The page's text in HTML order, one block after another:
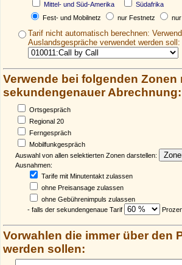
Mittel- und Süd-Amerika
Südafrika
Fest- und Mobilnetz
nur Festnetz
Tarif nicht automatisch berechnen:
Auslandsgespräche verwendet werden soll:
Verwende bei folgenden Zonen
sekundengenauer Abrechnung:
Ortsgespräch
Regional 20
Ferngespräch
Mobilfunkgespräch
Auswahl von allen selektierten Zonen darstellen:
Ausnahmen:
Tarife mit Minutentakt zulassen
ohne Preisansage zulassen
ohne Gebührenimpuls zulassen
- falls der sekundengenaue Tarif
Vorwahlen die immer über den
werden sollen: